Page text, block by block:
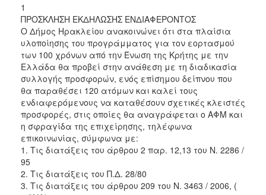
2020
2019
2018
2017
2016
2015
2013
1
ΠΡΟΣΚΛΗΣΗ ΕΚΔΗΛΩΣΗΣ ΕΝΔΙΑΦΕΡΟΝΤΟΣ
Ο Δήμος Ηρακλείου ανακοινώνει ότι στα πλαίσια
υλοποίησης του προγράμματος για τον εορτασμού
των 100 χρόνων από την Ένωση της Κρήτης με την
Ελλάδα θα προβεί στην ανάθεση με τη διαδικασία
συλλογής προσφορών, ενός επίσημου δείπνου που
θα παραθέσει 120 ατόμων και καλεί τους
ενδιαφερόμενους να καταθέσουν σχετικές κλειστές
προσφορές, στις οποίες θα αναγράφεται ο ΑΦΜ και
η σφραγίδα της επιχείρησης, τηλέφωνα
επικοινωνίας, σύμφωνα με:
1. Τις διατάξεις του άρθρου 2 παρ. 12,13 του Ν. 2286 /
95
2. Τις διατάξεις του Π.Δ. 28/80
3. Τις διατάξεις του άρθρου 209 του Ν. 3463 / 2006, (